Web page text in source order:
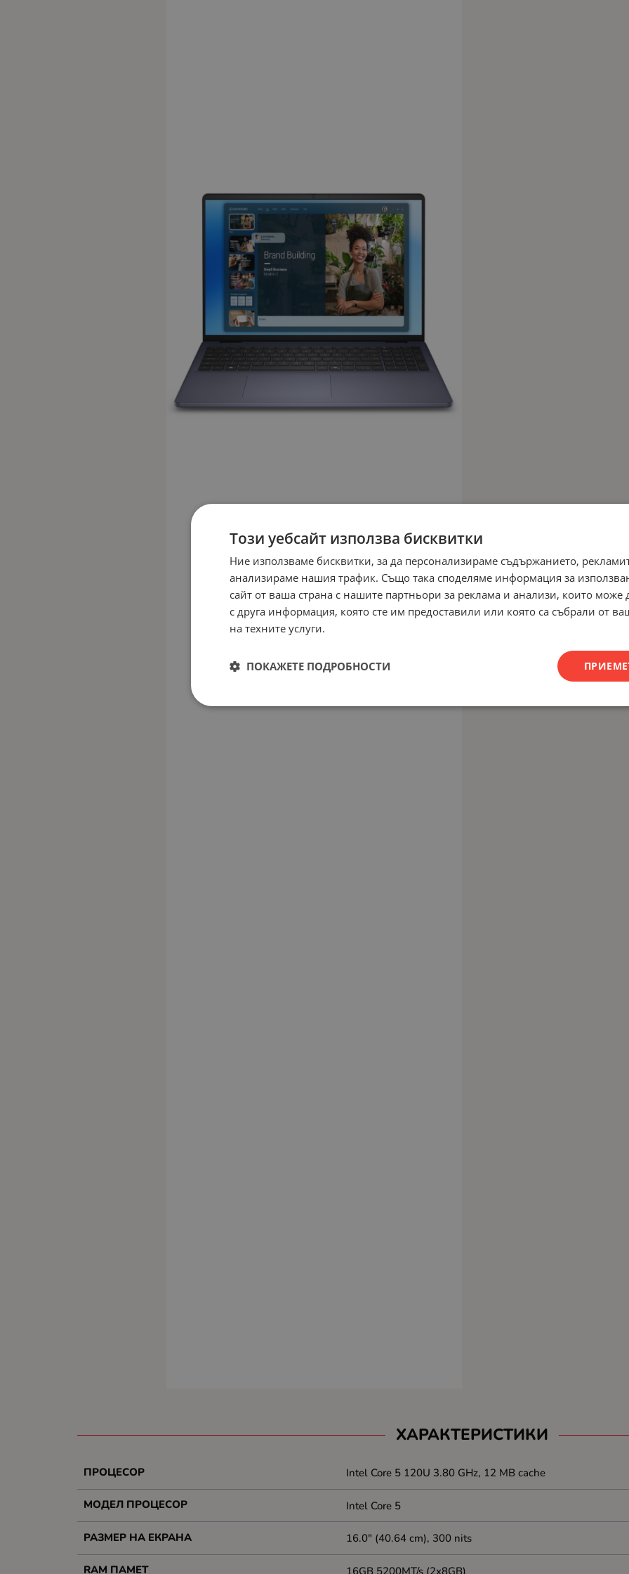
ХАРАКТЕРИСТИКИ
ПРОЦЕСОР Intel Core 5 120U 3.80 GHz, 12 MB cache
МОДЕЛ ПРОЦЕСОР Intel Core 5
РАЗМЕР НА ЕКРАНА 16.0" (40.64 cm), 300 nits
RAM ПАМЕТ 16GB 5200MT/s (2x8GB)
Този уебсайт използва бисквитки
Ние използваме бисквитки, за да персонализираме съдържанието,
анализираме нашия трафик. Също така споделяме информация за
сайт от ваша страна с нашите партньори за реклама и анализи, които може
с друга информация, която сте им предоставили или която са събрали от
на техните услуги.
ПОКАЖЕТЕ ПОДРОБНОСТИ